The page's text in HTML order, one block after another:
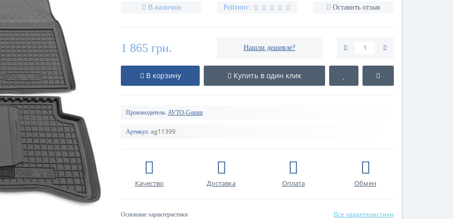
В наличии Рейтинг: Оставить отзыв
1 865 грн. Нашли дешевле?
В корзину Купить в один клик
Производитель: AVTO-Gumm
Артикул: ag11399
Качество Доставка Оплата Обмен
Основные характеристики Все характеристики